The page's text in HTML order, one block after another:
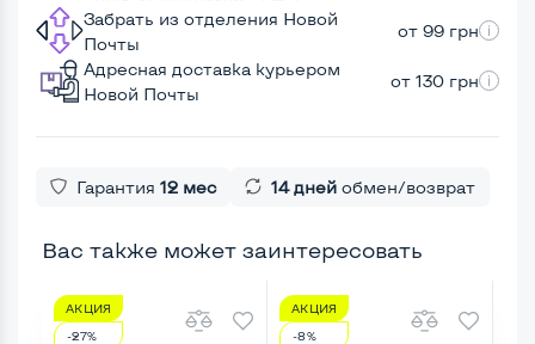
Забрать из отделения Новой
Почты
от 99 грн
Адресная доставка курьером
Новой Почты
от 130 грн
Гарантия 12 мес 14 дней обмен/возврат
Вас также может заинтересовать
АКЦИЯ
-27%
АКЦИЯ
-8%